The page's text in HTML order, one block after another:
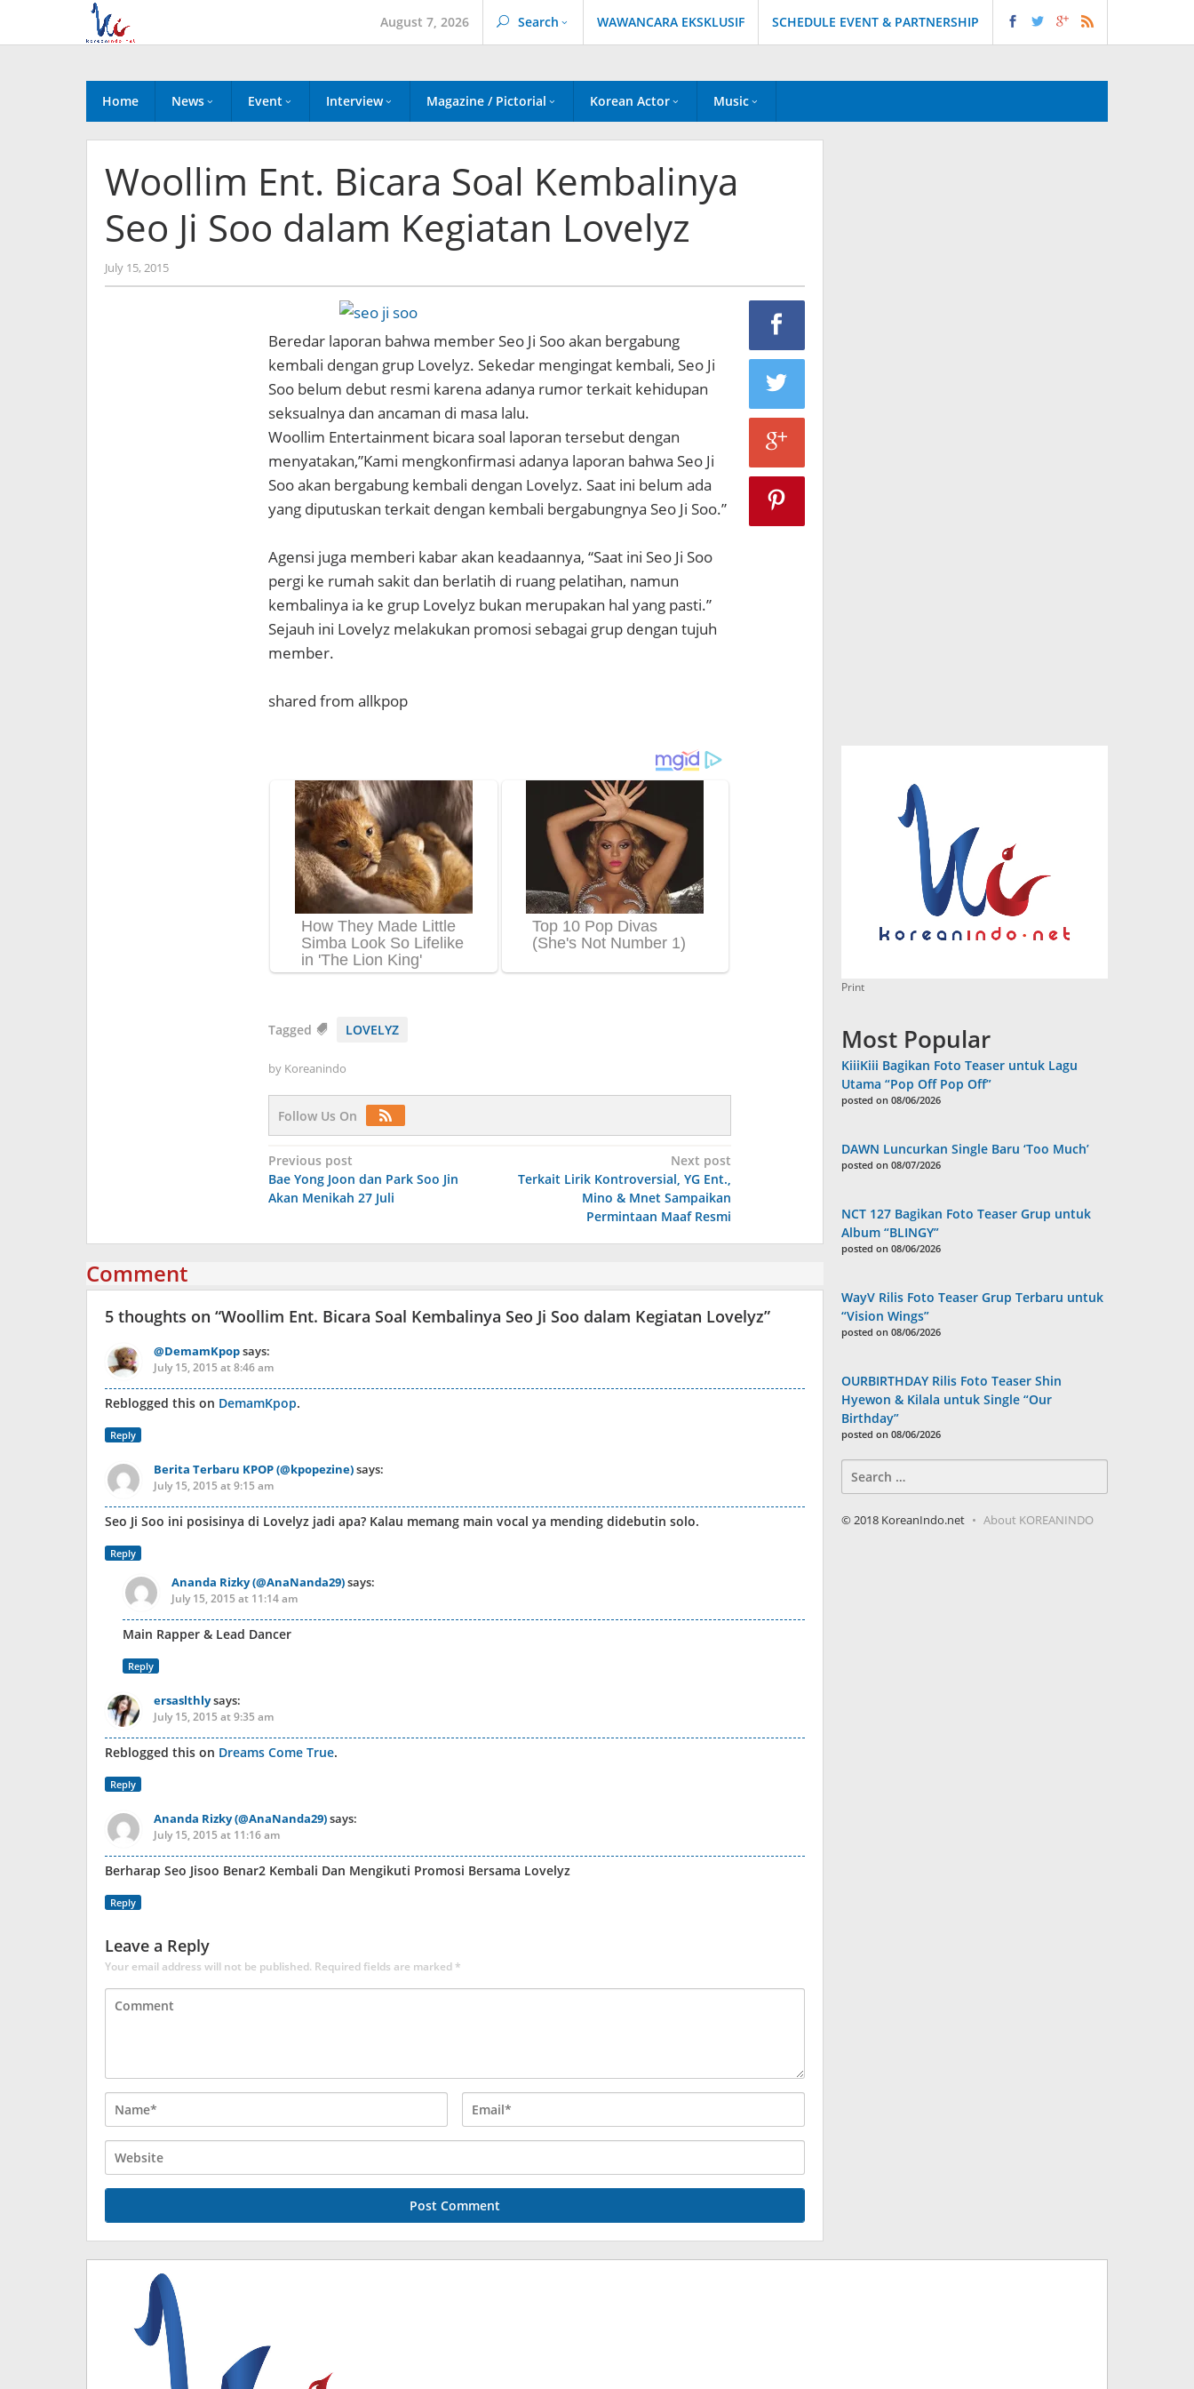
content
August 7, 2026 Search WAWANCARA EKSKLUSIF SCHEDULE EVENT & PARTNERSHIP
Home News Event Interview Magazine / Pictorial Korean Actor Music
Woollim Ent. Bicara Soal Kembalinya
Seo Ji Soo dalam Kegiatan Lovelyz
July 15, 2015by
Koreanindo
Beredar laporan bahwa member Seo Ji Soo akan bergabung
kembali dengan grup Lovelyz. Sekedar mengingat kembali, Seo Ji
Soo belum debut resmi karena adanya rumor terkait kehidupan
seksualnya dan ancaman di masa lalu.
Woollim Entertainment bicara soal laporan tersebut dengan
menyatakan,”Kami mengkonfirmasi adanya laporan bahwa Seo Ji
Soo akan bergabung kembali dengan Lovelyz. Saat ini belum ada
yang diputuskan terkait dengan kembali bergabungnya Seo Ji Soo.”
Agensi juga memberi kabar akan keadaannya, “Saat ini Seo Ji Soo
pergi ke rumah sakit dan berlatih di ruang pelatihan, namun
kembalinya ia ke grup Lovelyz bukan merupakan hal yang pasti.”
Sejauh ini Lovelyz melakukan promosi sebagai grup dengan tujuh
member.
shared from allkpop
Tagged LOVELYZ
by Koreanindo
Follow Us On
Post
navigation
Previous post
Bae Yong Joon dan Park Soo Jin
Akan Menikah 27 Juli
Next post
Terkait Lirik Kontroversial, YG Ent.,
Mino & Mnet Sampaikan
Permintaan Maaf Resmi
Comment
5 thoughts on “Woollim Ent. Bicara Soal Kembalinya Seo Ji Soo dalam Kegiatan Lovelyz”
@DemamKpopsays:
July 15, 2015 at 8:46 am
Reblogged this on DemamKpop.
Reply
Berita Terbaru KPOP (@kpopezine)says:
July 15, 2015 at 9:15 am
Seo Ji Soo ini posisinya di Lovelyz jadi apa? Kalau memang main vocal ya mending didebutin solo.
Reply
Ananda Rizky (@AnaNanda29)says:
July 15, 2015 at 11:14 am
Main Rapper & Lead Dancer
Reply
ersaslthlysays:
July 15, 2015 at 9:35 am
Reblogged this on Dreams Come True.
Reply
Ananda Rizky (@AnaNanda29)says:
July 15, 2015 at 11:16 am
Berharap Seo Jisoo Benar2 Kembali Dan Mengikuti Promosi Bersama Lovelyz
Reply
Leave a Reply
Your email address will not be published. Required fields are marked*
Print
Most Popular
KiiiKiii Bagikan Foto Teaser untuk Lagu
Utama “Pop Off Pop Off”
posted on 08/06/2026
DAWN Luncurkan Single Baru ‘Too Much’
posted on 08/07/2026
NCT 127 Bagikan Foto Teaser Grup untuk
Album “BLINGY”
posted on 08/06/2026
WayV Rilis Foto Teaser Grup Terbaru untuk
“Vision Wings”
posted on 08/06/2026
OURBIRTHDAY Rilis Foto Teaser Shin
Hyewon & Kilala untuk Single “Our
Birthday”
posted on 08/06/2026
for:
© 2018 KoreanIndo.net About KOREANINDO